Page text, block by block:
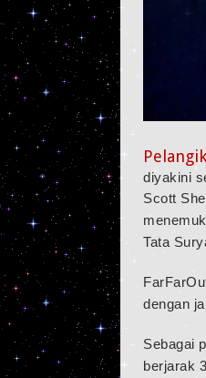
diyakini
Scott
Tata
dengan
Sebagai
berjarak